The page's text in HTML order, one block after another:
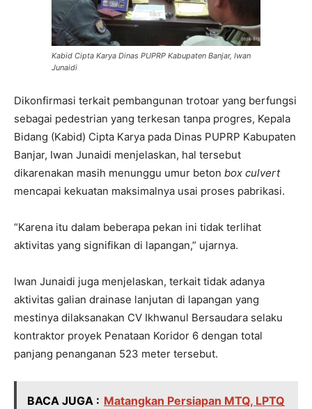
Kabid Cipta Karya Dinas PUPRP Kabupaten Banjar, Iwan
Junaidi
Dikonfirmasi terkait pembangunan trotoar yang berfungsi
sebagai pedestrian yang terkesan tanpa progres, Kepala
Bidang (Kabid) Cipta Karya pada Dinas PUPRP Kabupaten
Banjar, Iwan Junaidi menjelaskan, hal tersebut
dikarenakan masih menunggu umur beton box culvert
mencapai kekuatan maksimalnya usai proses pabrikasi.
“Karena itu dalam beberapa pekan ini tidak terlihat
aktivitas yang signifikan di lapangan,” ujarnya.
Iwan Junaidi juga menjelaskan, terkait tidak adanya
aktivitas galian drainase lanjutan di lapangan yang
mestinya dilaksanakan CV Ikhwanul Bersaudara selaku
kontraktor proyek Penataan Koridor 6 dengan total
panjang penanganan 523 meter tersebut.
BACA JUGA : Matangkan Persiapan MTQ, LPTQ